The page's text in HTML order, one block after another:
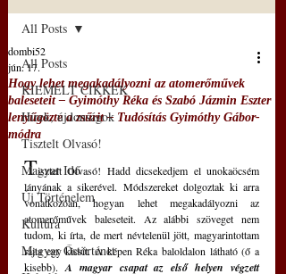
All Posts
KIEMELT CIKKEK
Hírek, újdonságok
Tisztelt Olvasó!
Magyar Idő
Új Történelem
Kultúra
Magyar Őstörténet
All Posts
Hogy lehet megakadályozni az atomerőművek
baleseteit ‒ Gyimóthy Réka és Szabó Jázmin Eszter
lenyűgözte a zsűrit ‒ Tudósítás Gyimóthy Gábor-
módra
dombi52
jún. 17.
Tisztelt Olvasó! Hadd dicsekedjem el unokaöcsém
lányának a sikerével. Módszereket dolgoztak ki arra
vonatkozóan, hogyan lehet megakadályozni az
atomerőművek baleseteit. Az alábbi szöveget nem
tudom, ki írta, de mert névtelenül jött, magyarintottam
rajta egy kicsit. A képen Réka baloldalon látható (ő a
kisebb). A magyar csapat az első helyen végzett